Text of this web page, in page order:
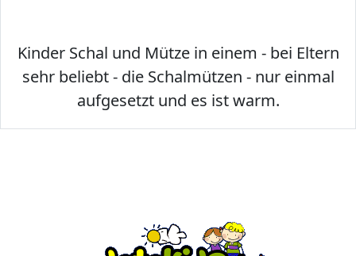
Kinder Schal und Mütze in einem - bei Eltern
sehr beliebt - die Schalmützen - nur einmal
aufgesetzt und es ist warm.